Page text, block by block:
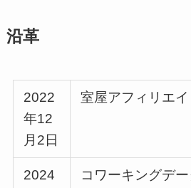
沿革
2022
年12
月2日
室屋アフィリエ
2024
コワーキングデ